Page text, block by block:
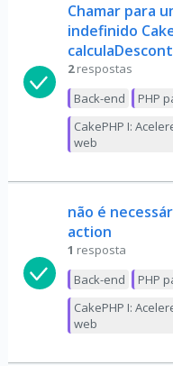
Chamar para
indefinido
2 respostas
Back-end
PHP
CakePHP I:
web
não é
action
1 resposta
Back-end
PHP
CakePHP I:
web